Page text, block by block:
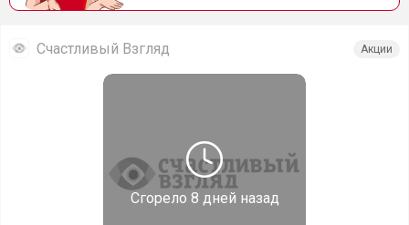
Сгорело 8 дней назад
Счастливый Взгляд Акции